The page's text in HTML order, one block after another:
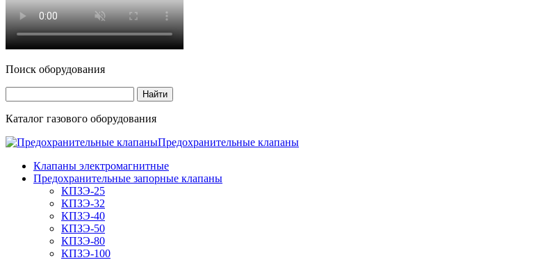
Поиск оборудования
Каталог газового оборудования
Предохранительные клапаны
Клапаны электромагнитные
Предохранительные запорные клапаны
КПЗЭ-25
КПЗЭ-32
КПЗЭ-40
КПЗЭ-50
КПЗЭ-80
КПЗЭ-100